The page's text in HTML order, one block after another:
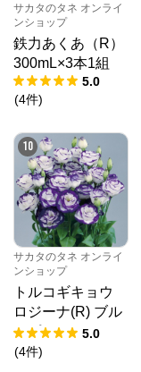
サカタのタネ オンライ
ンショップ
鉄力あくあ（R）
300mL×3本1組
5.0
(4件)
10
サカタのタネ オンライ
ンショップ
トルコギキョウ
ロジーナ(R) ブル
ーピコティー (ve
r.2) （PS約35
5.0
(4件)